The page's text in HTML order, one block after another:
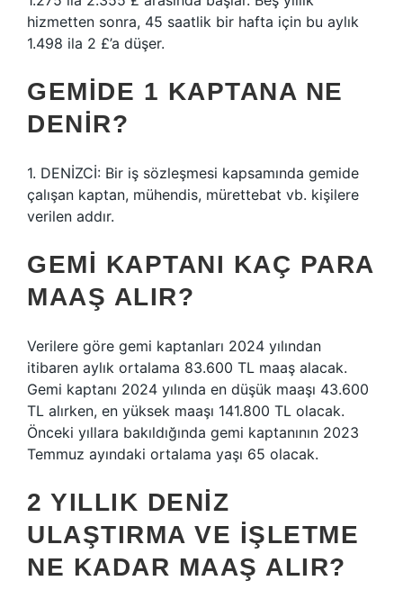
hizmetten sonra, 45 saatlik bir hafta için bu aylık
1.498 ila 2 £’a düşer.
GEMIDE 1 KAPTANA NE
DENIR?
1. DENİZCİ: Bir iş sözleşmesi kapsamında gemide
çalışan kaptan, mühendis, mürettebat vb. kişilere
verilen addır.
GEMI KAPTANI KAÇ PARA
MAAŞ ALIR?
Verilere göre gemi kaptanları 2024 yılından
itibaren aylık ortalama 83.600 TL maaş alacak.
Gemi kaptanı 2024 yılında en düşük maaşı 43.600
TL alırken, en yüksek maaşı 141.800 TL olacak.
Önceki yıllara bakıldığında gemi kaptanının 2023
Temmuz ayındaki ortalama yaşı 65 olacak.
2 YILLIK DENIZ
ULAŞTIRMA VE IŞLETME
NE KADAR MAAŞ ALIR?